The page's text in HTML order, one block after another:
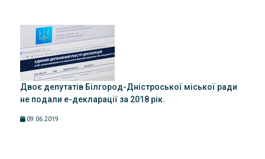
Двоє депутатів Білгород-Дністроської міської ради
не подали е-декларації за 2018 рік.
09.06.2019